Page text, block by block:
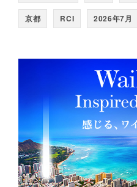
京都 RCI 2026年7月